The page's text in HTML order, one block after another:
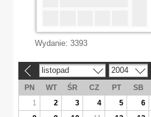
Wydanie: 3393
listopad 2004
PN WT ŚR CZ PT SB
1
2 3 4 5 6